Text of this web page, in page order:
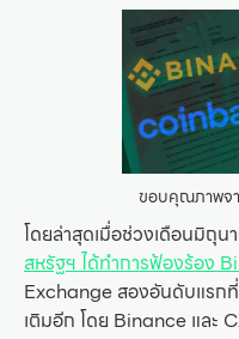
ขอบคุณภาพจ
โดยล่าสุดเมื่อช่วงเดือนมิถุ
สหรัฐฯ ได้ทำการฟ้องร้อง
Exchange สองอันดับแรก
เติมอีก โดย Binance และ